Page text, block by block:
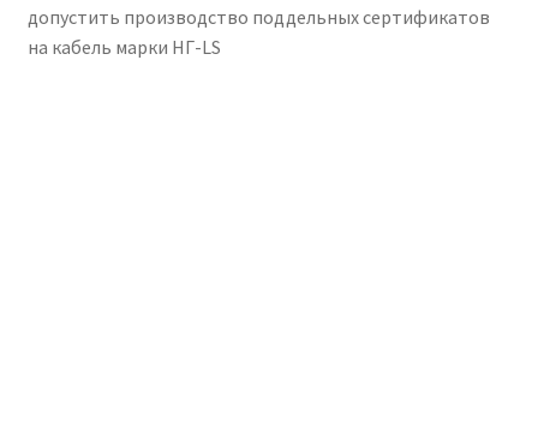
допустить производство поддельных сертификатов
на кабель марки НГ-LS